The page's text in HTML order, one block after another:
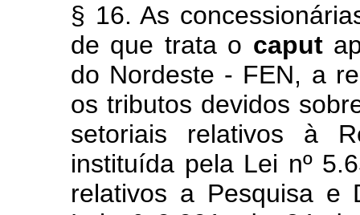
§ 16. As
de que trata o caput
do Nordeste - FEN, a
os tributos devidos
setoriais relativos à
instituída pela Lei nº
relativos a Pesquisa e